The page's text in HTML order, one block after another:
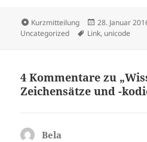
Format
Kurzmitteilung
Veröffentlicht
am
28. Januar
Uncategorized
Schlagwörter
Link, unicode
4 Kommentare zu
Zeichensätze und -
Bela